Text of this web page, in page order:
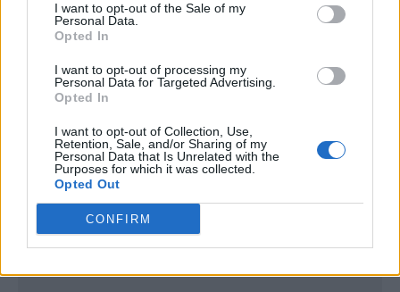
I want to opt-out of the Sale of my
Personal Data.
Opted In
I want to opt-out of processing my
Personal Data for Targeted Advertising.
Opted In
I want to opt-out of Collection, Use,
Retention, Sale, and/or Sharing of my
Personal Data that Is Unrelated with the
Purposes for which it was collected.
Opted Out
CONFIRM